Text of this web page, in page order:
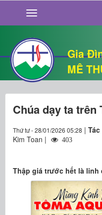
Gia
MÊ
GIỚI THIỆU
TIN TỨC
SỐNG ĐẠO
CHUYỆN NHÀ
QUÁN VĂN
THƯ GIÃN
Chúa dạy ta trên
Thứ tư - 28/01/2026 05:28 |
Kim Toan |
403
Thập giá trước hết là linh